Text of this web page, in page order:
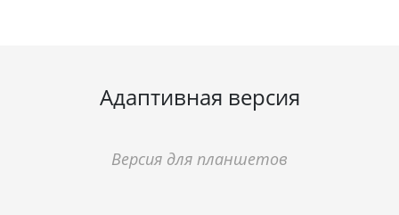
Адаптивная версия
Версия для планшетов